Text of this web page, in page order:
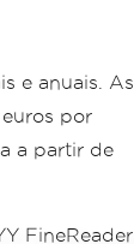
e anuais. As
euros por
a partir de